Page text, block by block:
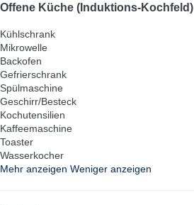
Offene Küche (Induktions-Kochfeld)
Kühlschrank
Mikrowelle
Backofen
Gefrierschrank
Spülmaschine
Geschirr/Besteck
Kochutensilien
Kaffeemaschine
Toaster
Wasserkocher
Mehr anzeigen Weniger anzeigen